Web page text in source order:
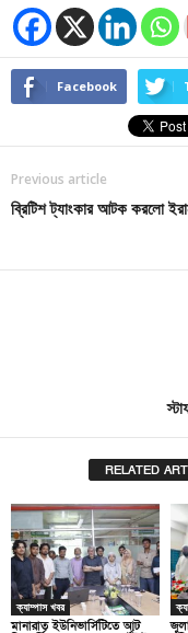
Facebook
Previous article
ব্রিটিশ ট্যাংকার আটক করলো
RELATED
ক্যাম্পাস খবর
মানারাত ইউনিভার্সিটিতে আট